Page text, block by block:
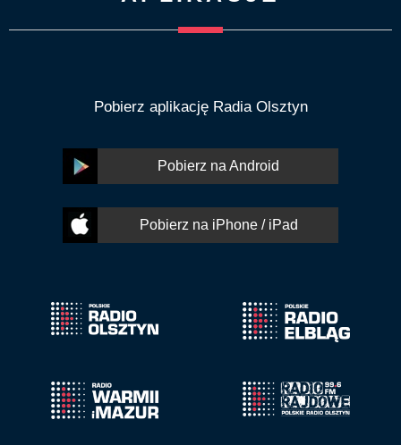
Pobierz aplikację Radia Olsztyn
Pobierz na Android
Pobierz na iPhone / iPad